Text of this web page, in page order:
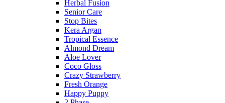
Herbal Fusion
Senior Care
Stop Bites
Kera Argan
Tropical Essence
Almond Dream
Aloe Lover
Coco Gloss
Crazy Strawberry
Fresh Orange
Happy Puppy